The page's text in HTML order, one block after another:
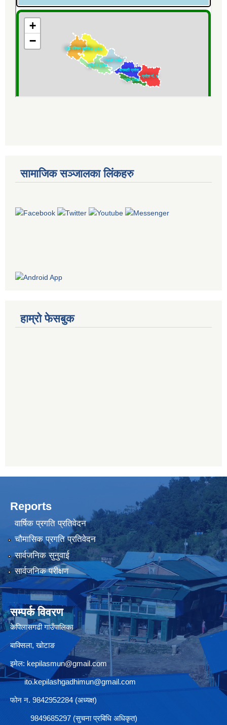
सामाजिक सञ्जालका लिंकहरु
हाम्रो फेसबुक
Reports
वार्षिक प्रगति प्रतिवेदन
चौमासिक प्रगति प्रतिवेदन
सार्वजनिक सुनुवाई
सार्वजनिक परीक्षण
सम्पर्क विवरण
केपिलासगढी गाउँपालिका
बाक्सिला, खोटाङ
इमेल: kepilasmun@gmail.com
ito.kepilashgadhimun@gmail.com
फोन न. 9842952284 (अध्यक्ष)
9849685297 (सुचना प्रबिधि अधिकृत)